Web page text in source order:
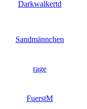
Darkwalkertd
Sandmännchen
rage
FuerstM